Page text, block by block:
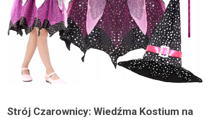
Strój Czarownicy: Wiedźma Kostium na